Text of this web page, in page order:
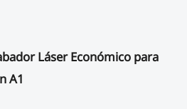
Láser Económico para
A1